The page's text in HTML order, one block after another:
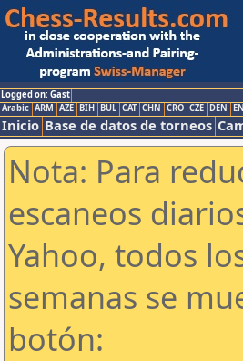
Logged on: Gast
Arabic ARM AZE BIH BUL CAT CHN CRO CZE DEN
Inicio Base de datos de torneos
Nota: Para
escaneos
Yahoo, todos
semanas se
botón: